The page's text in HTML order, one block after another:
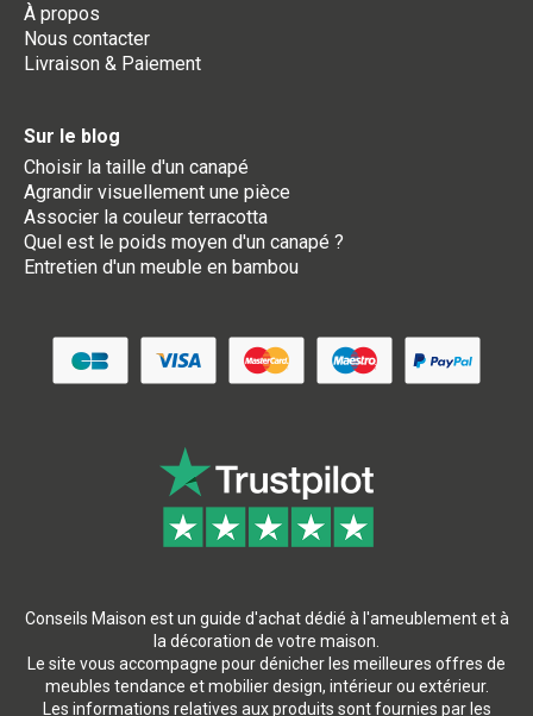
À propos
Nous contacter
Livraison & Paiement
Sur le blog
Choisir la taille d'un canapé
Agrandir visuellement une pièce
Associer la couleur terracotta
Quel est le poids moyen d'un canapé ?
Entretien d'un meuble en bambou
Conseils Maison est un guide d'achat dédié à l'ameublement et à
la décoration de votre maison.
Le site vous accompagne pour dénicher les meilleures offres de
meubles tendance et mobilier design, intérieur ou extérieur.
Les informations relatives aux produits sont fournies par les